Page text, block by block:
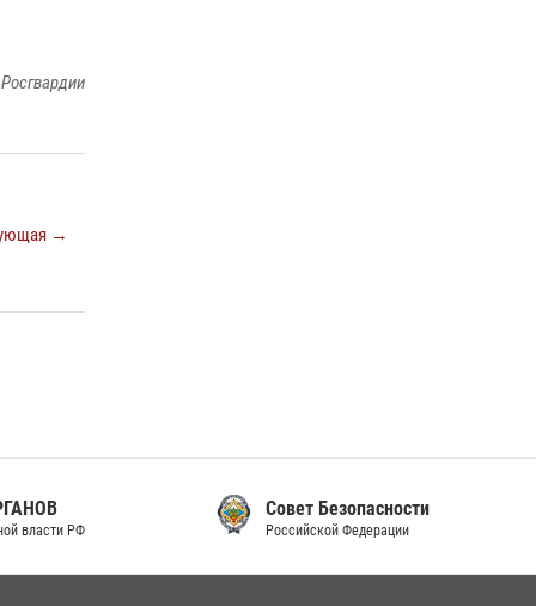
→
Совет Безопасности
Российской Федерации